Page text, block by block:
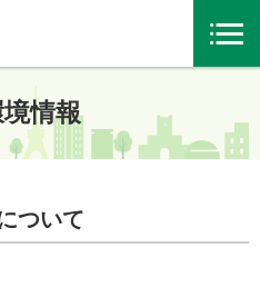
情報
ついて